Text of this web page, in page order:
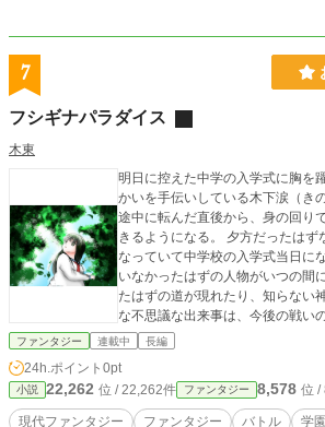
7
フシギナパラダイス
木東
明日に控えた中学の入学式に胸を
かいを手伝いしている木下涙（き
途中に転んだ直後から、身の回り
きるようになる。 夕方だったはずなのに、起き上がると朝に
なっていて中学校の入学式当日に
いなかったはずの人物がいつの間
たはずの道が現れたり、知らない神社が
な不思議な出来事は、今後の戦い
なぜ、こんなおかしなことが突然
ある敵を倒さなければいけないことを。 ーーーーー
ーーーーーーーーーーーーーー ど
載せるのが一番いいのか悩んでい
ファンタジー 連載中 長編
24h.ポイント 0pt
小説 22,262 位 / 22,262件 ファンタジー 8,578 位 /
現代ファンタジー ファンタジー バトル 学園